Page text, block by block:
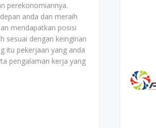
perekonomiannya.
anda dan meraih
mendapatkan posisi
sesuai dengan keinginan
itu pekerjaan yang anda
pengalaman kerja yang